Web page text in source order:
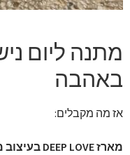
בלוג
באהבה
אז מה מקבלים:
מארז DEEP LOVE בעיצוב מושלם הכולל: